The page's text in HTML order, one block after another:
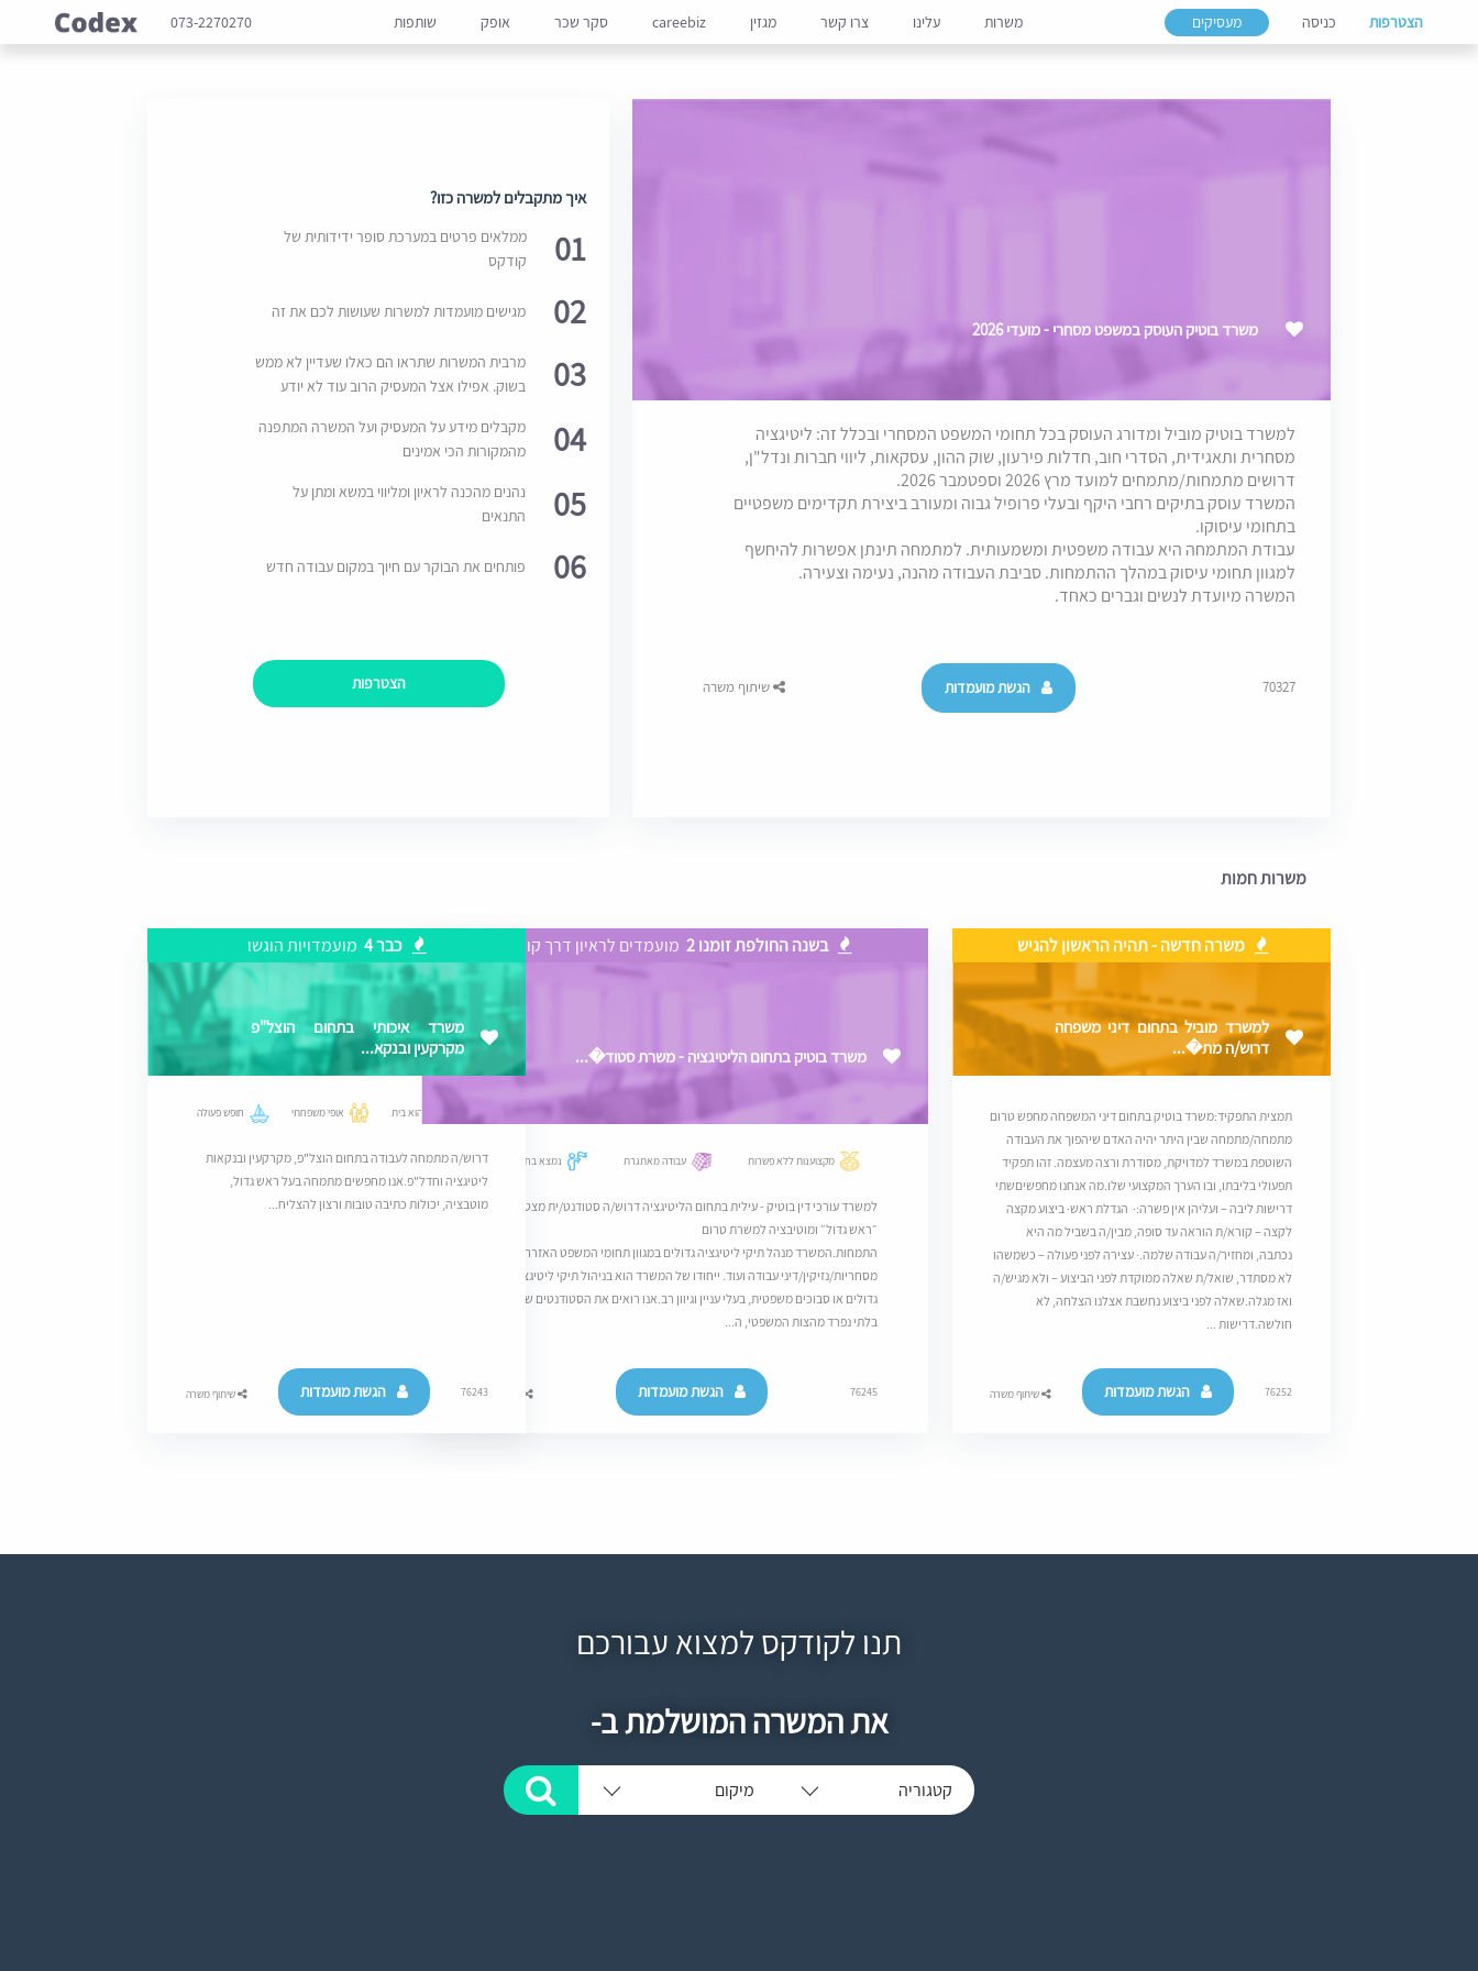
הצטרפות כניסה מעסיקים משרות עלינו צרו קשר מגזין careebiz סקר שכר אופק שותפות 073-2270270
משרד בוטיק העוסק במשפט מסחרי - מועדי 2026
למשרד בוטיק מוביל ומדורג העוסק בכל תחומי המשפט המסחרי ובכלל זה: ליטיגציה
מסחרית ותאגידית, הסדרי חוב, חדלות פירעון, שוק ההון, עסקאות, ליווי חברות ונדל"ן,
דרושים מתמחות/מתמחים למועד מרץ 2026 וספטמבר 2026.
המשרד עוסק בתיקים רחבי היקף ובעלי פרופיל גבוה ומעורב ביצירת תקדימים משפטיים
בתחומי עיסוקו.
עבודת המתמחה היא עבודה משפטית ומשמעותית. למתמחה תינתן אפשרות להיחשף
למגוון תחומי עיסוק במהלך ההתמחות. סביבת העבודה מהנה, נעימה וצעירה.
המשרה מיועדת לנשים וגברים כאחד.
70327 הגשת מועמדות שיתוף משרה
איך מתקבלים למשרה כזו?
01
ממלאים פרטים במערכת סופר ידידותית של
קודקס
02 מגישים מועמדות למשרות שעושות לכם את זה
03
מרבית המשרות שתראו הם כאלו שעדיין לא ממש
בשוק. אפילו אצל המעסיק הרוב עוד לא יודע
04
מקבלים מידע על המעסיק ועל המשרה המתפנה
מהמקורות הכי אמינים
05
נהנים מהכנה לראיון ומליווי במשא ומתן על
התנאים
06 פותחים את הבוקר עם חיוך במקום עבודה חדש
הצטרפות
משרות חמות
משרה חדשה - תהיה הראשון להגיש
למשרד מוביל בתחום דיני משפחה
דרוש/ה מת�...
תמצית התפקיד:משרד בוטיק בתחום דיני המשפחה מחפש טרום
מתמחה/מתמחה שבין היתר יהיה האדם שיהפוך את העבודה
השוטפת במשרד למדויקת, מסודרת ורצה מעצמה. זהו תפקיד
תפעולי בליבתו, ובו הערך המקצועי שלו.מה אנחנו מחפשיםשתי
דרישות ליבה – ועליהן אין פשרה:· הגדלת ראש· ביצוע מקצה
לקצה – קורא/ת הוראה עד סופה, מבין/ה בשביל מה היא
נכתבה, ומחזיר/ה עבודה שלמה.· עצירה לפני פעולה – כשמשהו
לא מסתדר, שואל/ת שאלה ממוקדת לפני הביצוע – ולא מגיש/ה
ואז מגלה.שאלה לפני ביצוע נחשבת אצלנו הצלחה, לא
חולשה.דרישות ...
76252 הגשת מועמדות שיתוף משרה
בשנה החולפת זומנו 2 מועמדים לראיון דרך קודקס
משרד בוטיק בתחום הליטיגציה - משרת סטוד�...
מקצוענות ללא פשרות עבודה מאתגרת נמצא בחוד החנית
למשרד עורכי דין בוטיק - עילית בתחום הליטיגציה דרוש/ה סטודנט/ית מצטיינים בעלי
״ראש גדול״ ומוטיבציה למשרת טרום
התמחות.המשרד מנהל תיקי ליטיגציה גדולים במגוון תחומי המשפט האזרחי מנהלי/תובענות ייצוגית/תביעות
מסחריות/נזיקין/דיני עבודה ועוד. ייחודו של המשרד הוא בניהול תיקי ליטיגציה
גדולים או סבוכים משפטית, בעלי עניין וגיוון רב.אנו רואים את הסטודנטים שלנו כחלק
בלתי נפרד מהצות המשפטי, ה...
76245 הגשת מועמדות שיתוף משרה
כבר 4 מועמדויות הוגשו
משרד איכותי בתחום הוצל"פ
מקרקעין ובנקא...
מקום שהוא בית אופי משפחתי חופש פעולה
דרוש/ה מתמחה לעבודה בתחום הוצל"פ, מקרקעין ובנקאות
ליטיגציה וחדל"פ.אנו מחפשים מתמחה בעל ראש גדול,
מוטבציה, יכולות כתיבה טובות ורצון להצליח...
76243 הגשת מועמדות שיתוף משרה
תנו לקודקס למצוא עבורכם
את המשרה המושלמת ב-
קטגוריה מיקום